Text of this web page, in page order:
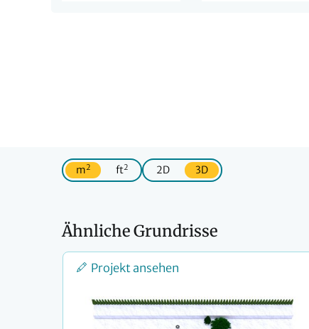
m2 ft2 2D 3D
Ähnliche Grundrisse
Projekt ansehen